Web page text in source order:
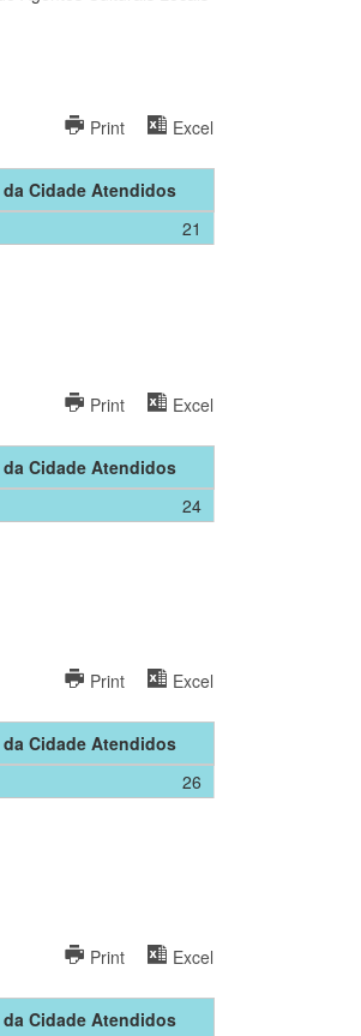
Print Excel
da Cidade Atendidos
21
Print Excel
da Cidade Atendidos
24
Print Excel
da Cidade Atendidos
26
Print Excel
da Cidade Atendidos